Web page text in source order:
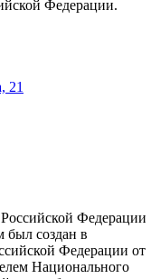
Федерации.
21
Федерации
был создан в
Федерации от
Национального